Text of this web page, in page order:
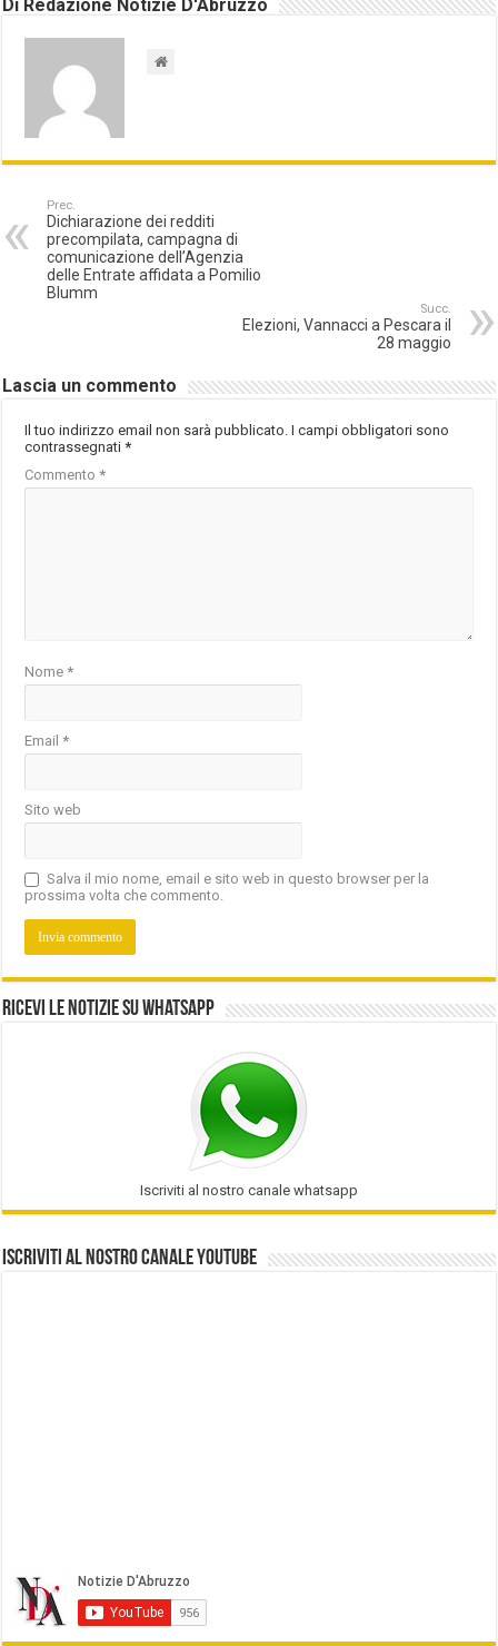
Di Redazione Notizie D'Abruzzo
Prec.
Dichiarazione dei redditi
precompilata, campagna di
comunicazione dell’Agenzia
delle Entrate affidata a Pomilio
Blumm
Succ.
Elezioni, Vannacci a Pescara il
28 maggio
Lascia un commento
Il tuo indirizzo email non sarà pubblicato. I campi obbligatori sono
contrassegnati*
Commento*
Nome*
Email*
Sito web
Salva il mio nome, email e sito web in questo browser per la
prossima volta che commento.
Ricevi le notizie su Whatsapp
Iscriviti al nostro canale whatsapp
Iscriviti al nostro Canale Youtube